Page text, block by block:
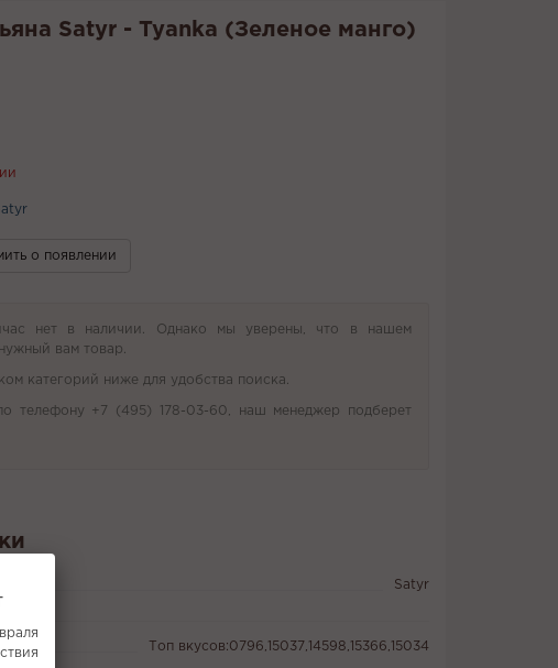
Satyr - Tyanka (Зеленое манго)
о появлении
нет в наличии. Однако мы уверены, что в нашем
вам товар.
категорий ниже для удобства поиска.
телефону +7 (495) 178-03-60, наш менеджер подберет
Satyr
Топ вкусов:0796,15037,14598,15366,15034